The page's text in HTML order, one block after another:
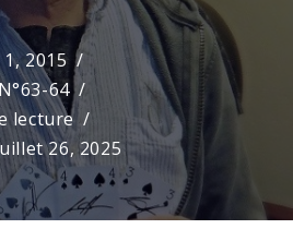
2015
N°63-64
lecture
26, 2025